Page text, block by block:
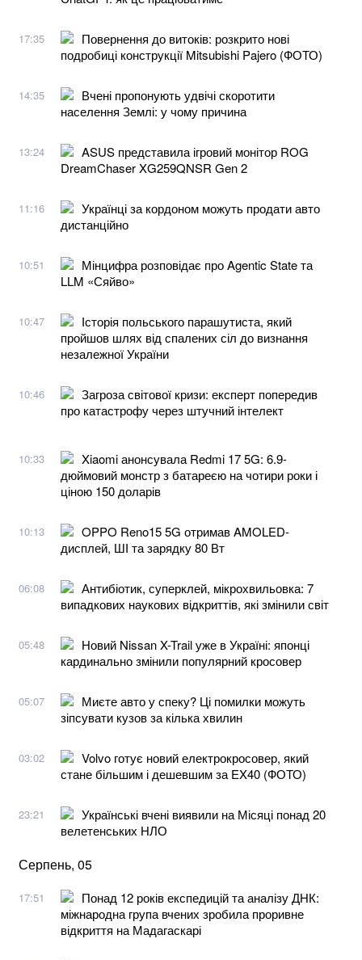
17:35
Повернення до витоків: розкрито нові
подробиці конструкції Mitsubishi Pajero (ФОТО)
14:35
Вчені пропонують удвічі скоротити
населення Землі: у чому причина
13:24
ASUS представила ігровий монітор ROG
DreamChaser XG259QNSR Gen 2
11:16
Українці за кордоном можуть продати авто
дистанційно
10:51
Мінцифра розповідає про Agentic State та
LLM «Сяйво»
10:47
Історія польського парашутиста, який
пройшов шлях від спалених сіл до визнання
незалежної України
10:46
Загроза світової кризи: експерт попередив
про катастрофу через штучний інтелект
10:33
Xiaomi анонсувала Redmi 17 5G: 6.9-
дюймовий монстр з батареєю на чотири роки і
ціною 150 доларів
10:13
OPPO Reno15 5G отримав AMOLED-
дисплей, ШІ та зарядку 80 Вт
06:08
Антибіотик, суперклей, мікрохвильовка: 7
випадкових наукових відкриттів, які змінили світ
05:48
Новий Nissan X-Trail уже в Україні: японці
кардинально змінили популярний кросовер
05:07
Миєте авто у спеку? Ці помилки можуть
зіпсувати кузов за кілька хвилин
03:02
Volvo готує новий електрокросовер, який
стане більшим і дешевшим за EX40 (ФОТО)
23:21
Українські вчені виявили на Місяці понад 20
велетенських НЛО
Серпень, 05
17:51
Понад 12 років експедицій та аналізу ДНК:
міжнародна група вчених зробила проривне
відкриття на Мадагаскарі